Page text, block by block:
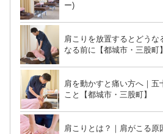
ー)
肩こりを放置するとどうな
なる前に【都城市・三股町】
肩を動かすと痛い方へ｜
こと【都城市・三股町】
肩こりとは？｜肩がこる